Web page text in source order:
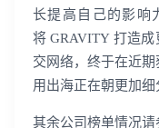
长提高自己的影响
将 GRAVITY 打造
交网络，终于在近
用出海正在朝更加细
其余公司榜单情况请